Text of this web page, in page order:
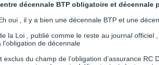
décennale BTP obligatoire et décennale
oui , il y a bien une décennale BTP et une
la Loi , publié comme le reste au journal officiel
l'obligation de décennale
du champ de l’obligation d’assurance